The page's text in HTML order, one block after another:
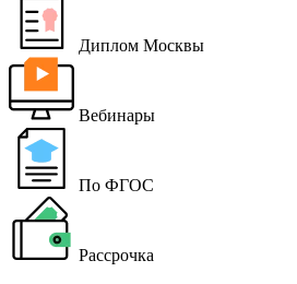
Диплом Москвы
Вебинары
По ФГОС
Рассрочка